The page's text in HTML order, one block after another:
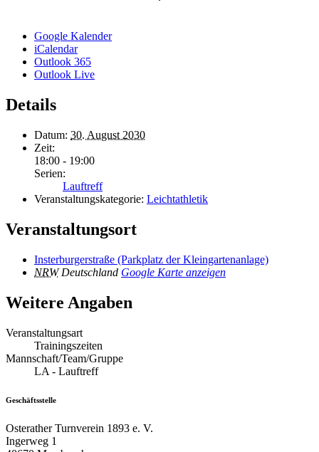
Google Kalender
iCalendar
Outlook 365
Outlook Live
Details
Datum: 30. August 2030
Zeit:
18:00 - 19:00
Serien:
Lauftreff
Veranstaltungskategorie: Leichtathletik
Veranstaltungsort
Insterburgerstraße (Parkplatz der Kleingartenanlage)
NRW Deutschland Google Karte anzeigen
Weitere Angaben
Veranstaltungsart
Trainingszeiten
Mannschaft/Team/Gruppe
LA - Lauftreff
Geschäftsstelle
Osterather Turnverein 1893 e. V.
Ingerweg 1